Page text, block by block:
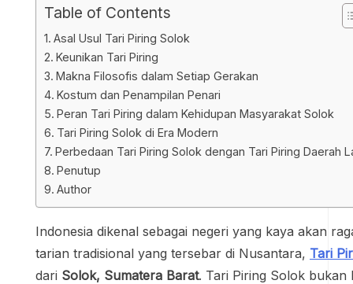
Table of Contents
Asal Usul Tari Piring Solok
Keunikan Tari Piring
Makna Filosofis dalam Setiap Gerakan
Kostum dan Penampilan Penari
Peran Tari Piring dalam Kehidupan Masyarakat Solok
Tari Piring Solok di Era Modern
Perbedaan Tari Piring Solok dengan Tari Piring Daerah
Penutup
Author
Indonesia dikenal sebagai negeri yang kaya akan
tarian tradisional yang tersebar di Nusantara, Tari
dari Solok, Sumatera Barat. Tari Piring Solok bukan